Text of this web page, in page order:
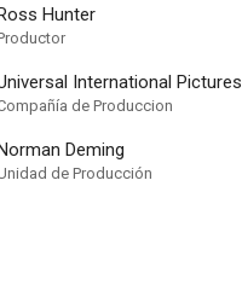
Hunter
International Pictures
de Produccion
Deming
de Producción